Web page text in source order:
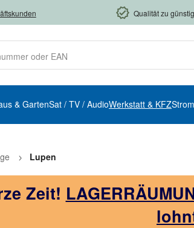
Qualität zu
& GartenSat / TV / AudioWerkstatt & KFZ
Lupen
Zeit!